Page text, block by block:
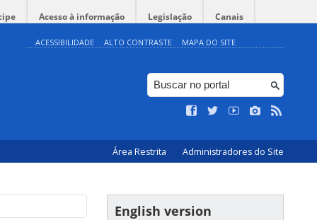
Acesso à informação Legislação Canais
ACESSIBILIDADE ALTO CONTRASTE MAPA DO SITE
Área Restrita Administradores do Site
English version